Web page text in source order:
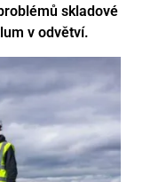
skladové
v odvětví.